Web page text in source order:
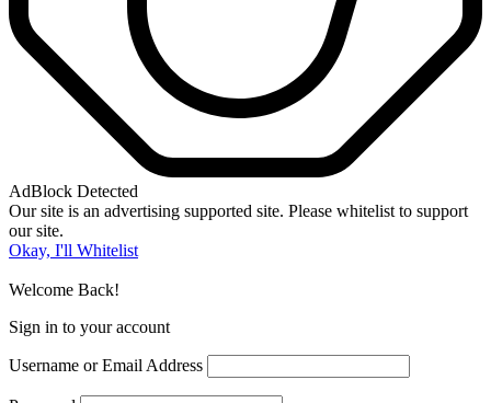
AdBlock Detected
Our site is an advertising supported site. Please whitelist to support
our site.
Okay, I'll Whitelist
Welcome Back!
Sign in to your account
Username or Email Address